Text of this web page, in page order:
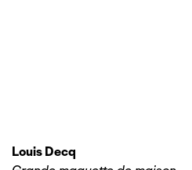
Louis Decq